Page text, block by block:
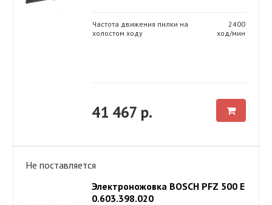
Частота движения пилки на
холостом ходу
2400
ход/мин
41 467 р.
Не поставляется
Электроножовка BOSCH PFZ 500 E
0.603.398.020